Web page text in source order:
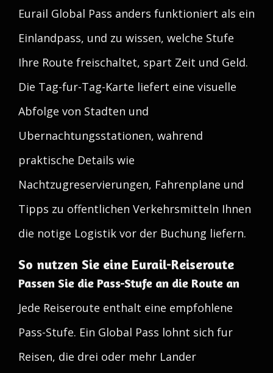
Eurail Global Pass anders funktioniert als ein
Einlandpass, und zu wissen, welche Stufe
Ihre Route freischaltet, spart Zeit und Geld.
Die Tag-fur-Tag-Karte liefert eine visuelle
Abfolge von Stadten und
Ubernachtungsstationen, wahrend
praktische Details wie
Nachtzugreservierungen, Fahrenplane und
Tipps zu offentlichen Verkehrsmitteln Ihnen
die notige Logistik vor der Buchung liefern.
So nutzen Sie eine Eurail-Reiseroute
Passen Sie die Pass-Stufe an die Route an
Jede Reiseroute enthalt eine empfohlene
Pass-Stufe. Ein Global Pass lohnt sich fur
Reisen, die drei oder mehr Lander